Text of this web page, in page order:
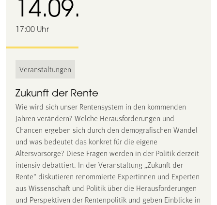
14.09.
17:00 Uhr
Veranstaltungen
Zukunft der Rente
Wie wird sich unser Rentensystem in den kommenden
Jahren verändern? Welche Herausforderungen und
Chancen ergeben sich durch den demografischen Wandel
und was bedeutet das konkret für die eigene
Altersvorsorge? Diese Fragen werden in der Politik derzeit
intensiv debattiert. In der Veranstaltung „Zukunft der
Rente“ diskutieren renommierte Expertinnen und Experten
aus Wissenschaft und Politik über die Herausforderungen
und Perspektiven der Rentenpolitik und geben Einblicke in